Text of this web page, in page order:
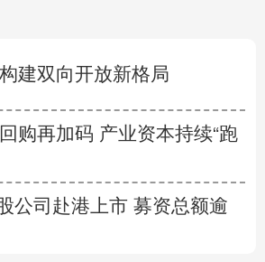
建双向开放新格局
购再加码 产业资本持续“跑
公司赴港上市 募资总额逾